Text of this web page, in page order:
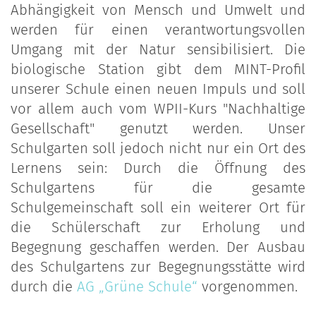
Abhängigkeit von Mensch und Umwelt und
werden für einen verantwortungsvollen
Umgang mit der Natur sensibilisiert. Die
biologische Station gibt dem MINT-Profil
unserer Schule einen neuen Impuls und soll
vor allem auch vom WPII-Kurs "Nachhaltige
Gesellschaft" genutzt werden. Unser
Schulgarten soll jedoch nicht nur ein Ort des
Lernens sein: Durch die Öffnung des
Schulgartens für die gesamte
Schulgemeinschaft soll ein weiterer Ort für
die Schülerschaft zur Erholung und
Begegnung geschaffen werden. Der Ausbau
des Schulgartens zur Begegnungsstätte wird
durch die AG „Grüne Schule“ vorgenommen.